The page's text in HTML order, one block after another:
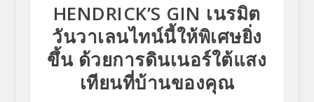
HENDRICK’S GIN เนรมิต
วันวาเลนไทน์นี้ให้พิเศษยิ่ง
ขึ้น ด้วยการดินเนอร์ใต้แสง
เทียนที่บ้านของคุณ